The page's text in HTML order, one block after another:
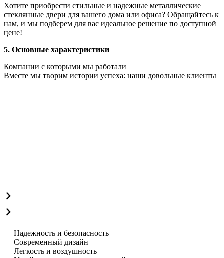
Хотите приобрести стильные и надежные металлические
стеклянные двери для вашего дома или офиса? Обращайтесь к
нам, и мы подберем для вас идеальное решение по доступной
цене!
5. Основные характеристики
Компании с которыми мы работали
Вместе мы творим истории успеха: наши довольные клиенты
— Надежность и безопасность
— Современный дизайн
— Легкость и воздушность